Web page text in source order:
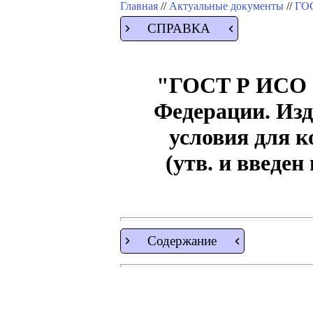
Главная // Актуальные документы //
СПРАВКА
"ГОСТ Р ИСО
Федерации.
условия для
(утв. и
Содержание